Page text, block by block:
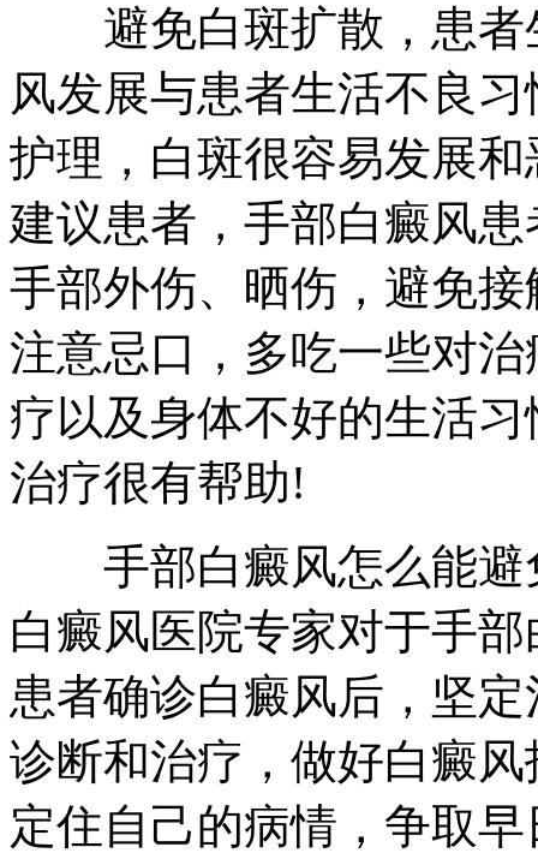
避免白斑扩散，患者
风发展与患者生活不良
护理，白斑很容易发展
建议患者，手部白癜风
手部外伤、晒伤，避免
注意忌口，多吃一些对
疗以及身体不好的生活
治疗很有帮助!
手部白癜风怎么能避
白癜风医院专家对于手
患者确诊白癜风后，坚
诊断和治疗，做好白癜
定住自己的病情，争取